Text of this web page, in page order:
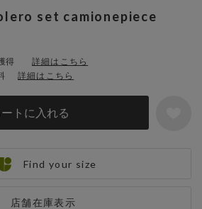
set camionepiece
得 詳細はこちら
ートに入れる
店舗在庫表示
詳細はこちら
Find your size